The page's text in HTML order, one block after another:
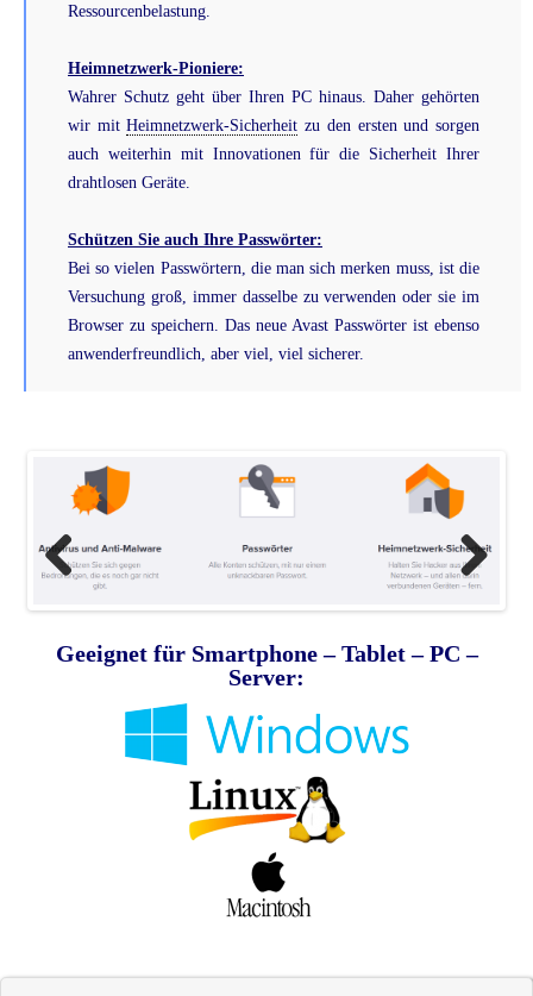
Ressourcenbelastung.
Heimnetzwerk-Pioniere:
Wahrer Schutz geht über Ihren PC hinaus. Daher gehörten
wir mitHeimnetzwerk-Sicherheit zu den ersten und sorgen
auch weiterhin mit Innovationen für die Sicherheit Ihrer
drahtlosen Geräte.
Schützen Sie auch Ihre Passwörter:
Bei so vielen Passwörtern, die man sich merken muss, ist die
Versuchung groß, immer dasselbe zu verwenden oder sie im
Browser zu speichern. Das neue Avast Passwörter ist ebenso
anwenderfreundlich, aber viel, viel sicherer.
Previous Next
Geeignet für Smartphone – Tablet – PC –
Server: